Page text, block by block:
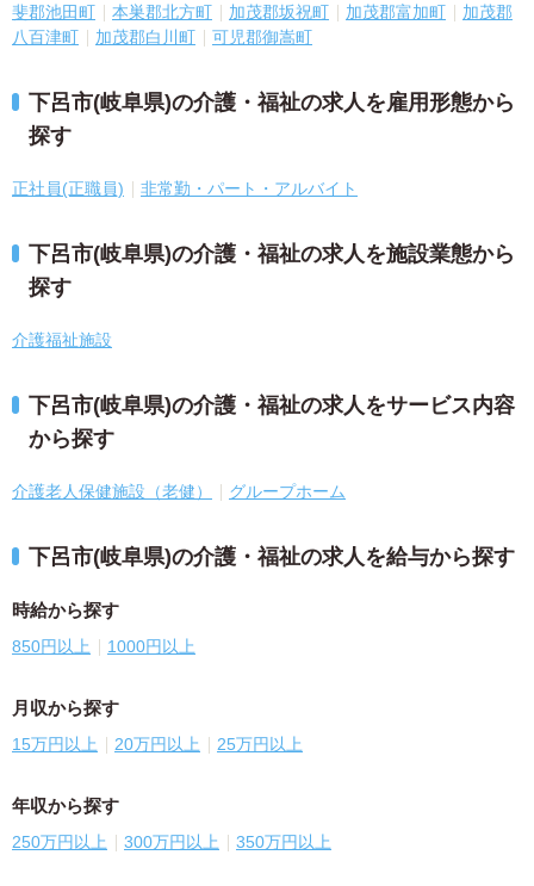
斐郡池田町
本巣郡北方町 加茂郡坂祝町 加茂郡富加町
加茂郡
八百津町
加茂郡白川町 可児郡御嵩町
下呂市(岐阜県)の介護・福祉の求人を雇用形態から
探す
正社員(正職員) 非常勤・パート・アルバイト
下呂市(岐阜県)の介護・福祉の求人を施設業態から
探す
介護福祉施設
下呂市(岐阜県)の介護・福祉の求人をサービス内容
から探す
介護老人保健施設（老健） グループホーム
下呂市(岐阜県)の介護・福祉の求人を給与から探す
時給から探す
850円以上 1000円以上
月収から探す
15万円以上 20万円以上 25万円以上
年収から探す
250万円以上 300万円以上 350万円以上